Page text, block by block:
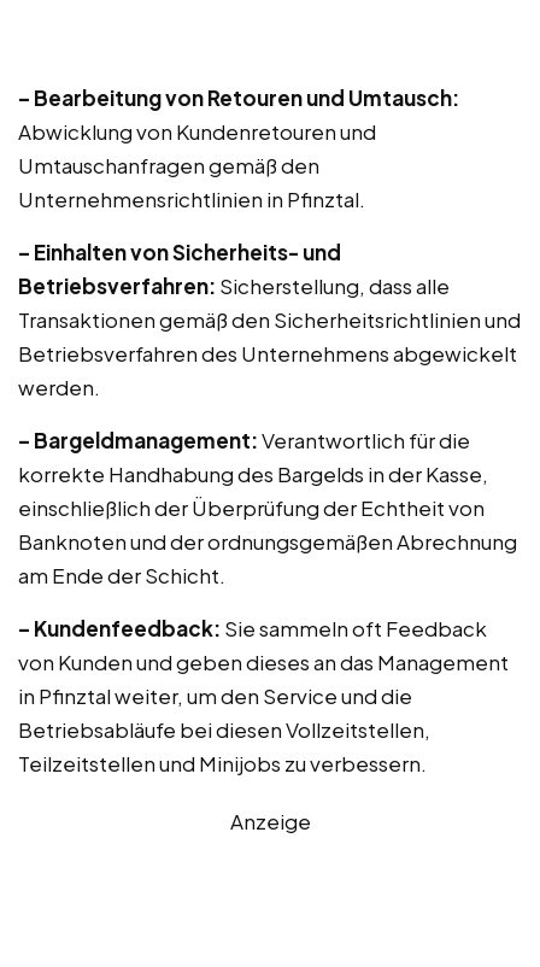
– Bearbeitung von Retouren und Umtausch:
Abwicklung von Kundenretouren und
Umtauschanfragen gemäß den
Unternehmensrichtlinien in Pfinztal.
– Einhalten von Sicherheits- und
Betriebsverfahren: Sicherstellung, dass alle
Transaktionen gemäß den Sicherheitsrichtlinien und
Betriebsverfahren des Unternehmens abgewickelt
werden.
– Bargeldmanagement:Verantwortlich für die
korrekte Handhabung des Bargelds in der Kasse,
einschließlich der Überprüfung der Echtheit von
Banknoten und der ordnungsgemäßen Abrechnung
am Ende der Schicht.
– Kundenfeedback: Sie sammeln oft Feedback
von Kunden und geben dieses an das Management
in Pfinztal weiter, um den Service und die
Betriebsabläufe bei diesen Vollzeitstellen,
Teilzeitstellen und Minijobs zu verbessern.
Anzeige